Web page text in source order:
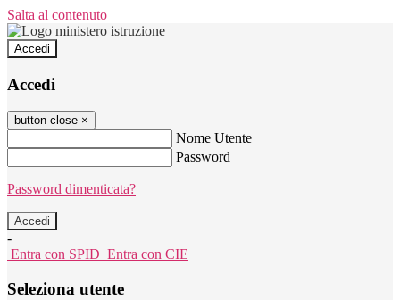
Salta al contenuto
Accedi
Accedi
button close ×
Nome Utente
Password
Password dimenticata?
-
Entra con SPID Entra con CIE
Seleziona utente